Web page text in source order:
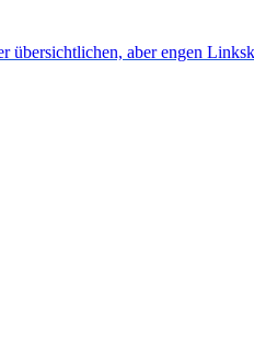
übersichtlichen, aber engen